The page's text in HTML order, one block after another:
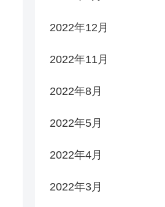
2022年12月
2022年11月
2022年8月
2022年5月
2022年4月
2022年3月